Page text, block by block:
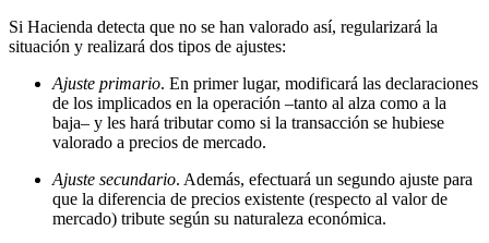
Si Hacienda detecta que no se han valorado así, regularizará la
situación y realizará dos tipos de ajustes:
Ajuste primario. En primer lugar, modificará las declaraciones
de los implicados en la operación –tanto al alza como a la
baja– y les hará tributar como si la transacción se hubiese
valorado a precios de mercado.
Ajuste secundario. Además, efectuará un segundo ajuste para
que la diferencia de precios existente (respecto al valor de
mercado) tribute según su naturaleza económica.